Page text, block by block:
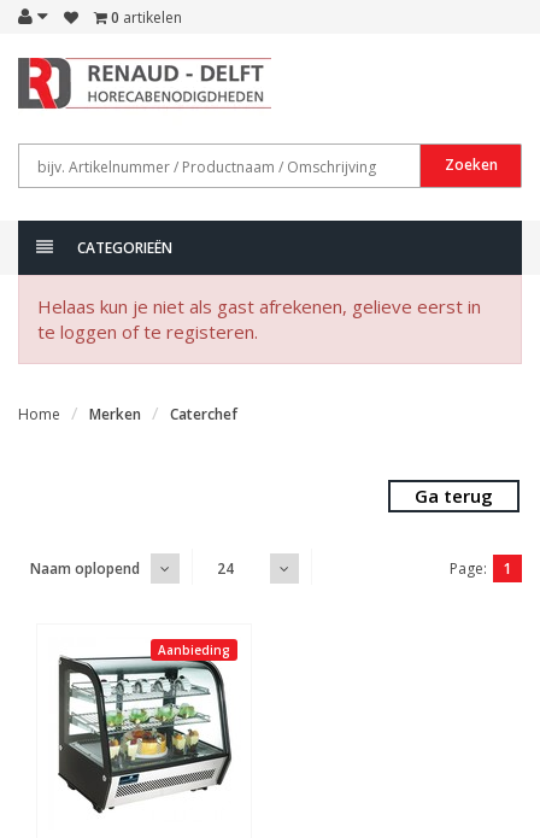
0 artikelen
Zoeken
CATEGORIEËN
Helaas kun je niet als gast afrekenen, gelieve eerst in
te loggen of te registeren.
Home Merken Caterchef
Ga terug
Naam oplopend 24 Page: 1
Aanbieding